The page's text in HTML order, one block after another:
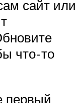
сайт или
что-то
первый